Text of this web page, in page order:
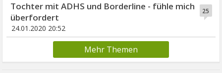
25
Tochter mit ADHS und Borderline - fühle mich
überfordert
24.01.2020 20:52
Mehr Themen